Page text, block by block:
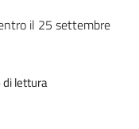
il 25 settembre
di lettura